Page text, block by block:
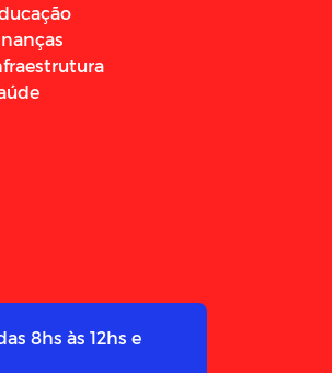
8hs às 12hs e